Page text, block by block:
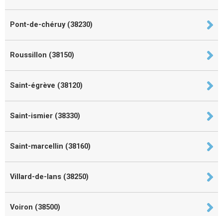
Pont-de-chéruy (38230)
Roussillon (38150)
Saint-égrève (38120)
Saint-ismier (38330)
Saint-marcellin (38160)
Villard-de-lans (38250)
Voiron (38500)